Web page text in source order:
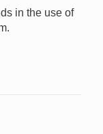
in the use of